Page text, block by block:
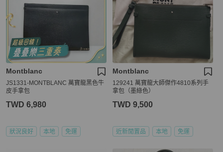
Montblanc
JS1331-MONTBLANC 萬寶龍黑色牛
皮手拿包
TWD 6,980
狀況良好 本地 免運
Montblanc
129241 萬寶龍大師傑作4810系列手
拿包（墨綠色）
TWD 9,500
近新閒置品 本地 免運